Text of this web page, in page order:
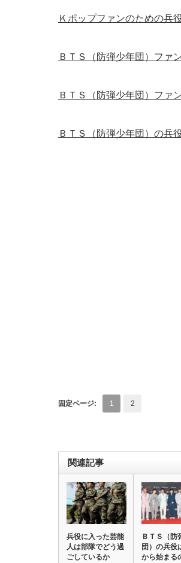
Ｋポップファンのための兵
ＢＴＳ（防弾少年団）ファ
ＢＴＳ（防弾少年団）ファ
ＢＴＳ（防弾少年団）の兵
固定ページ: 1 2
関連記事
兵役に入った芸能
人は部隊でどう過
ごしているか
ＢＴＳ（防
団）の兵役
から始まる